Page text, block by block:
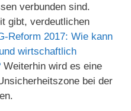
verbunden sind.
gibt, verdeutlichen
Reform 2017: Wie kann
wirtschaftlich
Weiterhin wird es eine
bei der